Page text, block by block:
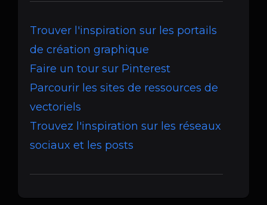
Trouver l'inspiration sur les portails
de création graphique
Faire un tour sur Pinterest
Parcourir les sites de ressources de
vectoriels
Trouvez l'inspiration sur les réseaux
sociaux et les posts